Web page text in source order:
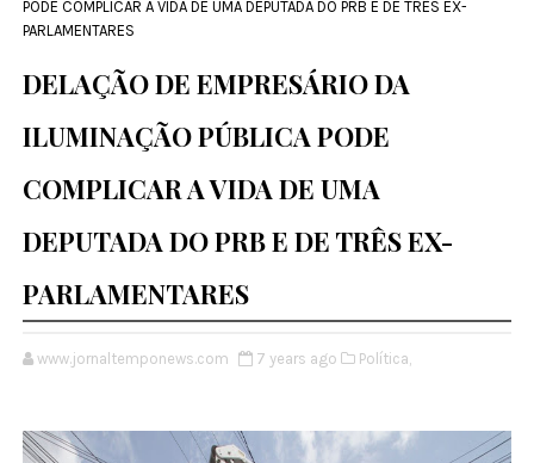
PODE COMPLICAR A VIDA DE UMA DEPUTADA DO PRB E DE TRÊS EX-
PARLAMENTARES
DELAÇÃO DE EMPRESÁRIO DA
ILUMINAÇÃO PÚBLICA PODE
COMPLICAR A VIDA DE UMA
DEPUTADA DO PRB E DE TRÊS EX-
PARLAMENTARES
www.jornaltemponews.com 7 years ago Política,